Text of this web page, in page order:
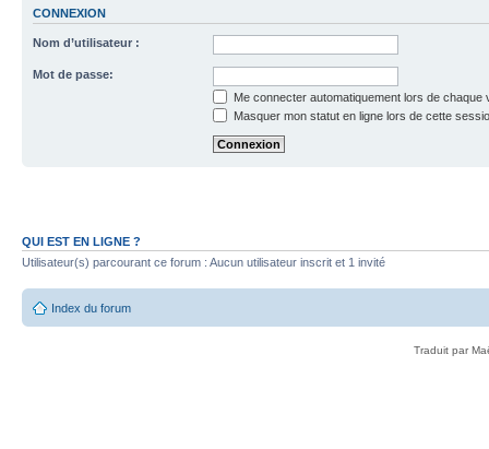
CONNEXION
Nom d’utilisateur :
Mot de passe:
Me connecter automatiquement lors de chaque
Masquer mon statut en ligne lors de cette
QUI EST EN LIGNE ?
Utilisateur(s) parcourant ce forum : Aucun utilisateur inscrit et 1 invité
Index du forum
Traduit par